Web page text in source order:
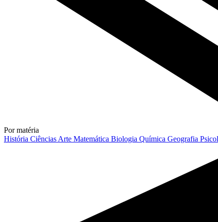
Por matéria
História Ciências Arte Matemática Biologia Química Geografia